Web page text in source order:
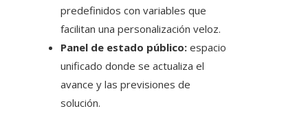
predefinidos con variables que
facilitan una personalización veloz.
Panel de estado público: espacio
unificado donde se actualiza el
avance y las previsiones de
solución.